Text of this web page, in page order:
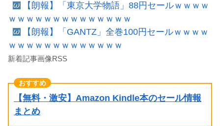
【朗報】「東京大学物語」88円セールｗｗｗｗ
ｗｗｗｗｗｗｗｗｗｗｗｗｗｗ
【朗報】「GANTZ」全巻100円セールｗｗｗｗ
ｗｗｗｗｗｗｗｗｗｗｗｗｗ
新着記事画像RSS
【無料・激安】Amazon Kindle本のセール情報
まとめ